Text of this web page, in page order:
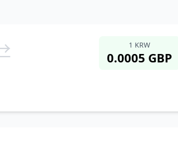
1 KRW
0.0005 GBP